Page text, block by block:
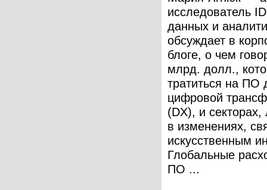
исследователь
данных и
обсуждает в
блоге, о чем
млрд. долл.,
тратиться на ПО
цифровой
(DX), и
в изменениях,
искусственным
Глобальные
ПО ...